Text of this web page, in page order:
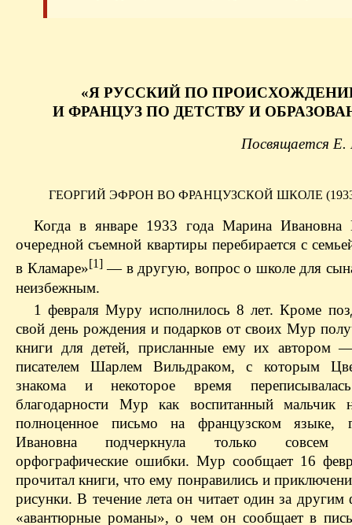
«Я РУССКИЙ ПО
И ФРАНЦУЗ ПО ДЕТСТВУ И
Посвящается Е.
ГЕОРГИЙ ЭФРОН ВО ФРАНЦУЗСКОЙ ШКОЛЕ
Когда в январе 1933 года Марина Ивановна
очередной съемной квартиры перебирается с
в Кламаре»[1]— в другую, вопрос о школе для сына
неизбежным.
1 февраля Муру исполнилось 8 лет. Кроме
свой день рождения и подарков от своих Мур
книги для детей, присланные ему их автором
писателем Шарлем Вильдраком, с которым
знакома и некоторое время
благодарности Мур как воспитанный мальчик
полноценное письмо на французском языке,
Ивановна подчеркнула только совсем
орфографические ошибки. Мур сообщает 16
прочитал книги, что ему понравились и
рисунки. В течение лета он читает один за другим
«авантюрные романы», о чем он сообщает в